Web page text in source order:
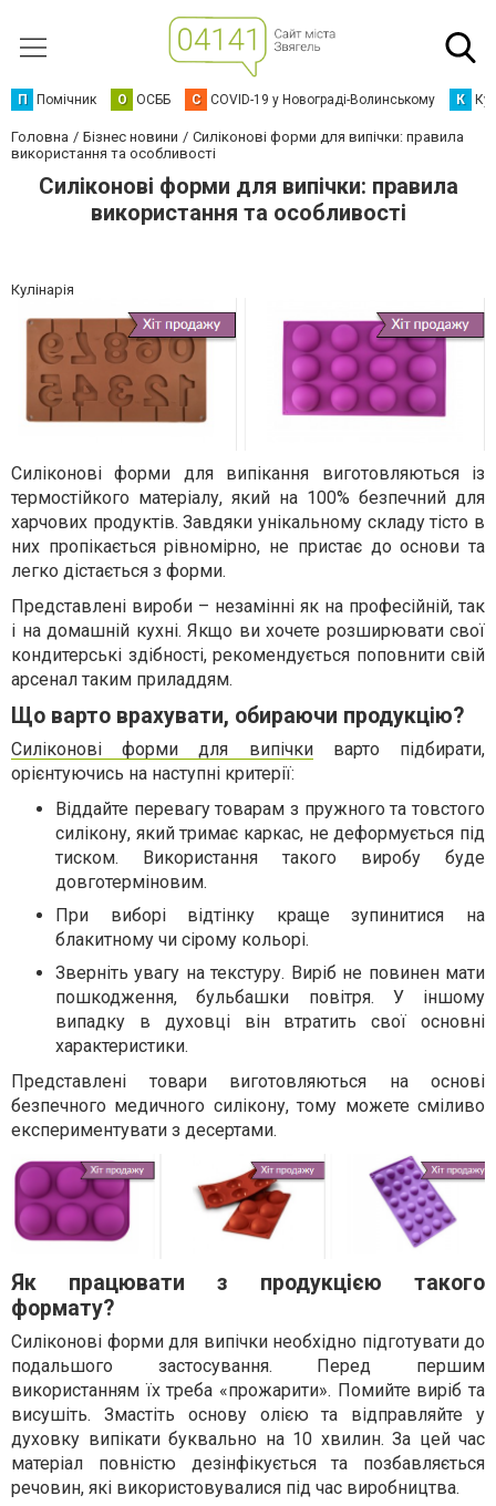
П Помічник О ОСББ C COVID-19 у Новограді-Волинському К
Головна Бізнес новини
Силіконові форми для випічки: правила
використання та особливості
Силіконові форми для випічки: правила
використання та особливості
Кулінарія
Силіконові форми для випікання виготовляються із
термостійкого матеріалу, який на 100% безпечний для
харчових продуктів. Завдяки унікальному складу тісто в
них пропікається рівномірно, не пристає до основи та
легко дістається з форми.
Представлені вироби – незамінні як на професійній, так
і на домашній кухні. Якщо ви хочете розширювати свої
кондитерські здібності, рекомендується поповнити свій
арсенал таким приладдям.
Що варто врахувати, обираючи продукцію?
Силіконові форми для випічкиварто підбирати,
орієнтуючись на наступні критерії:
Віддайте перевагу товарам з пружного та товстого
силікону, який тримає каркас, не деформується під
тиском. Використання такого виробу буде
довготерміновим.
При виборі відтінку краще зупинитися на
блакитному чи сірому кольорі.
Зверніть увагу на текстуру. Виріб не повинен мати
пошкодження, бульбашки повітря. У іншому
випадку в духовці він втратить свої основні
характеристики.
Представлені товари виготовляються на основі
безпечного медичного силікону, тому можете сміливо
експериментувати з десертами.
Як працювати з продукцією такого
формату?
Силіконові форми для випічки необхідно підготувати до
подальшого застосування. Перед першим
використанням їх треба «прожарити». Помийте виріб та
висушіть. Змастіть основу олією та відправляйте у
духовку випікати буквально на 10 хвилин. За цей час
матеріал повністю дезінфікується та позбавляється
речовин, які використовувалися під час виробництва.